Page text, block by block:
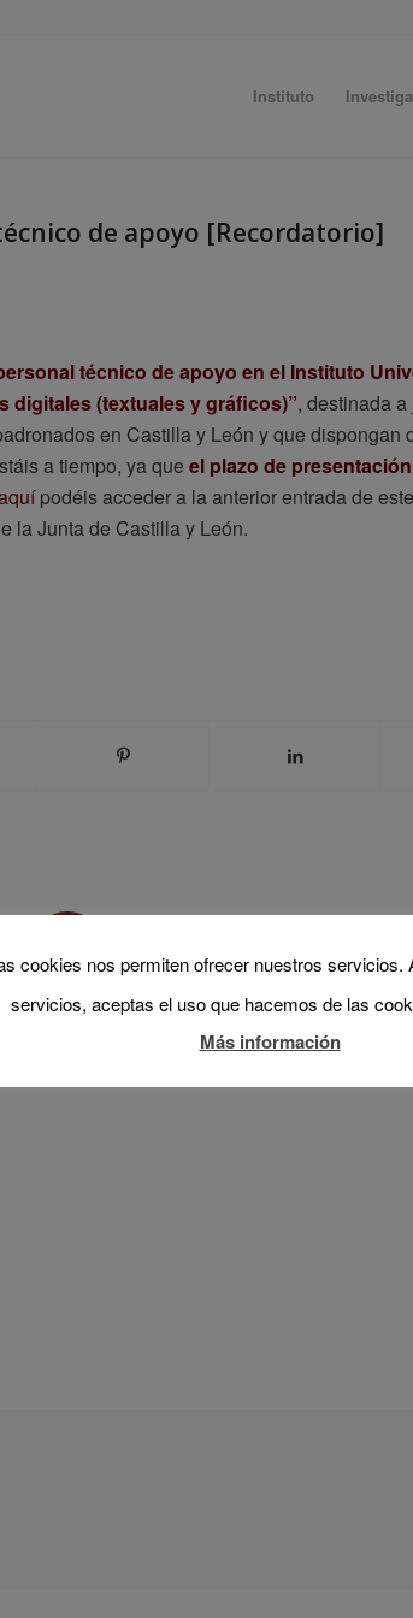
Instituto
de apoyo [Recordatorio]
técnico de apoyo en el Instituto
digitales (textuales y gráficos)”, destinada
en Castilla y León y que dispongan
a tiempo, ya que el plazo de
podéis acceder a la anterior entrada de
la Junta de Castilla y León.
0
REPLIES
cookies nos permiten ofrecer nuestros servicios.
servicios, aceptas el uso que hacemos de las
Más información